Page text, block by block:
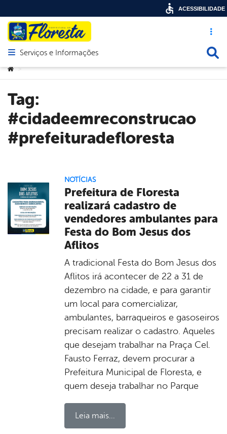
Acesso
Abrir menu principal de navegação
Serviços e Informações
Você está aqui:
>
Tag:
#cidadeemreconstrucao
#prefeituradefloresta
NOTÍCIAS
Prefeitura de Floresta
realizará cadastro de
vendedores ambulantes para
Festa do Bom Jesus dos
Aflitos
A tradicional Festa do Bom Jesus dos
Aflitos irá acontecer de 22 a 31 de
dezembro na cidade, e para garantir
um local para comercializar,
ambulantes, barraqueiros e gasoseiros
precisam realizar o cadastro. Aqueles
que desejam trabalhar na Praça Cel.
Fausto Ferraz, devem procurar a
Prefeitura Municipal de Floresta, e
quem deseja trabalhar no Parque
Leia mais...
ACESSIBILIDADE